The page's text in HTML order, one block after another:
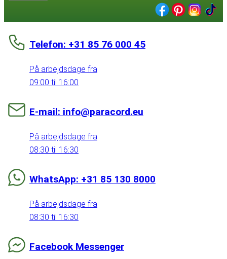
Telefon: +31 85 76 000 45
På arbejdsdage fra
09:00 til 16:00
E-mail: info@paracord.eu
På arbejdsdage fra
08:30 til 16:30
WhatsApp: +31 85 130 8000
På arbejdsdage fra
08:30 til 16:30
Facebook Messenger